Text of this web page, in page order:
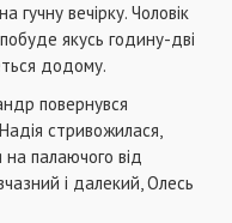
гучну вечірку. Чоловік
якусь годину-дві
додому.
повернувся
стривожилася,
палаючого від
і далекий, Олесь